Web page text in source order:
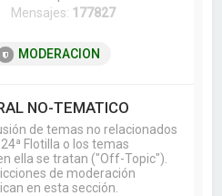
Mensajes: 177827
MODERACION
NO-TEMATICO
de temas no relacionados
Flotilla o los temas
ella se tratan ("Off-Topic").
de moderación
en esta sección.